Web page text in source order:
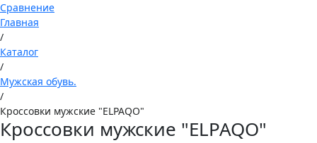
Сравнение
Главная
/
Каталог
/
Мужская обувь.
/
Кроссовки мужские "ELPAQO"
Кроссовки мужские "ELPAQO"